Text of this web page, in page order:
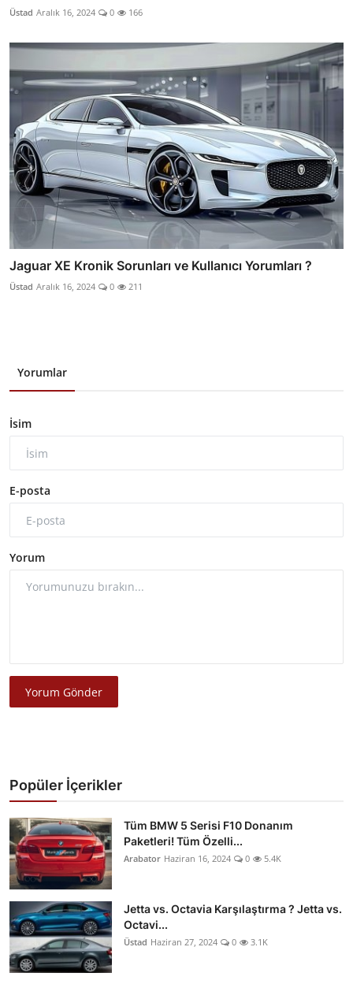
Üstad Aralık 16, 2024 0 166
Jaguar XE Kronik Sorunları ve Kullanıcı Yorumları ?
Üstad Aralık 16, 2024 0 211
Yorumlar
İsim
E-posta
Yorum
Yorum Gönder
Popüler İçerikler
Tüm BMW 5 Serisi F10 Donanım
Paketleri! Tüm Özelli...
Arabator Haziran 16, 2024 0 5.4K
Jetta vs. Octavia Karşılaştırma ? Jetta vs.
Octavi...
Üstad Haziran 27, 2024 0 3.1K